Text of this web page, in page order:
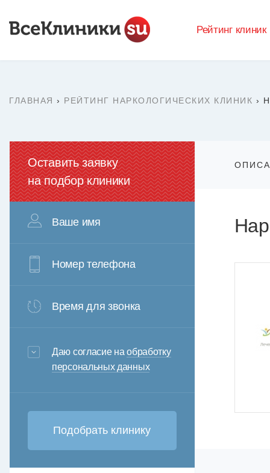
Рейтинг клиник
ГЛАВНАЯ › РЕЙТИНГ НАРКОЛОГИЧЕСКИХ КЛИНИК ›
Оставить заявку
на подбор клиники
Ваше имя
Номер телефона
Время для звонка
3+6=
Даю согласие наобработку
персональных данных